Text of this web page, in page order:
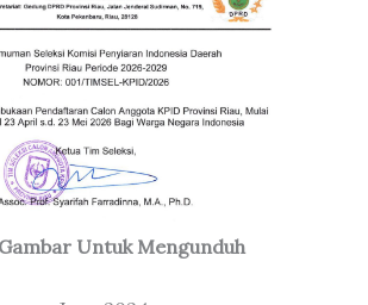
Untuk Mengunduh